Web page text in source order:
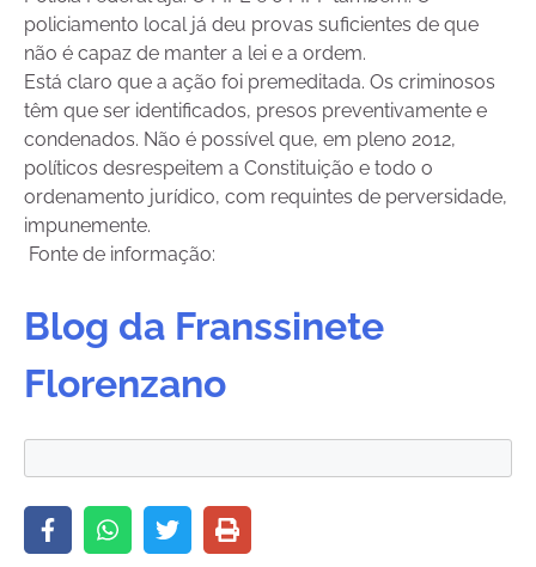
policiamento local já deu provas suficientes de que
não é capaz de manter a lei e a ordem.
Está claro que a ação foi premeditada. Os criminosos
têm que ser identificados, presos preventivamente e
condenados. Não é possível que, em pleno 2012,
políticos desrespeitem a Constituição e todo o
ordenamento jurídico, com requintes de perversidade,
impunemente.
Fonte de informação:
Blog da Franssinete
Florenzano